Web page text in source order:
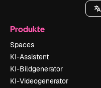
Produkte
Spaces
KI-Assistent
KI-Bildgenerator
KI-Videogenerator